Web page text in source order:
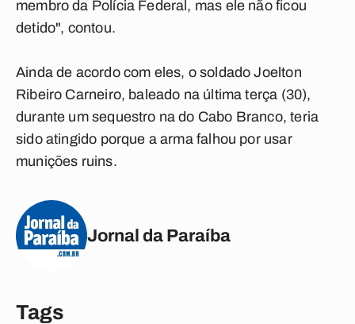
membro da Polícia Federal, mas ele não ficou
detido", contou.
Ainda de acordo com eles, o soldado Joelton
Ribeiro Carneiro, baleado na última terça (30),
durante um sequestro na do Cabo Branco, teria
sido atingido porque a arma falhou por usar
munições ruins.
Jornal da Paraíba
Tags